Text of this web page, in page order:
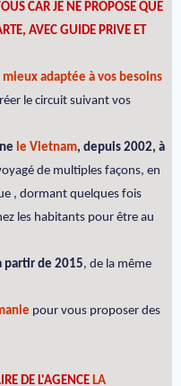
CAR JE NE PROPOSE QUE
AVEC GUIDE PRIVE ET
mieux adaptée à vos besoins
le circuit suivant vos
le Vietnam, depuis 2002, à
de multiples façons, en
, dormant quelques fois
les habitants pour être au
partir de 2015, de la même
pour vous proposer des
DE L'AGENCE LA